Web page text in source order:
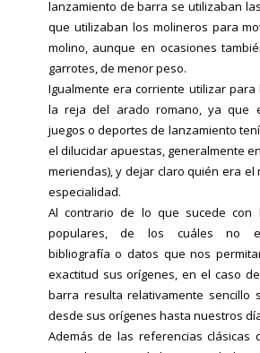
lanzamiento de barra se utilizaban
que utilizaban los molineros para
molino, aunque en ocasiones
garrotes, de menor peso.
Igualmente era corriente utilizar para
la reja del arado romano, ya que
juegos o deportes de lanzamiento
el dilucidar apuestas, generalmente
meriendas), y dejar claro quién era el
especialidad.
Al contrario de lo que sucede con
populares, de los cuáles no
bibliografía o datos que nos
exactitud sus orígenes, en el caso
barra resulta relativamente sencillo
desde sus orígenes hasta nuestros
Además de las referencias clásicas